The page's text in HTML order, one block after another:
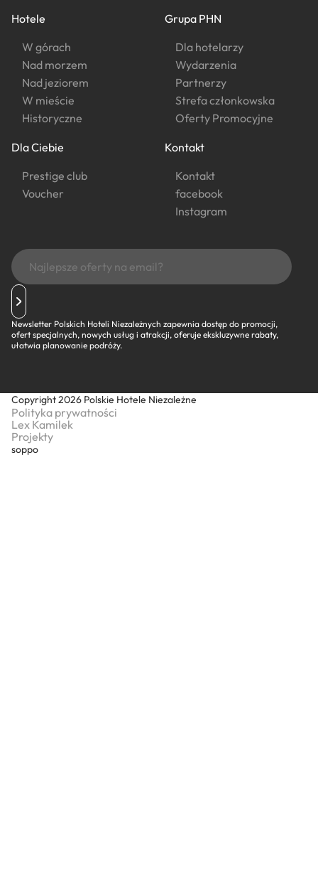
Hotele
W górach
Nad morzem
Nad jeziorem
W mieście
Historyczne
Grupa PHN
Dla hotelarzy
Wydarzenia
Partnerzy
Strefa członkowska
Oferty Promocyjne
Dla Ciebie
Prestige club
Voucher
Kontakt
Kontakt
facebook
Instagram
Newsletter Polskich Hoteli Niezależnych zapewnia dostęp do promocji,
ofert specjalnych, nowych usług i atrakcji, oferuje ekskluzywne rabaty,
ułatwia planowanie podróży.
Copyright 2026 Polskie Hotele Niezależne
Polityka prywatności
Lex Kamilek
Projekty
soppo